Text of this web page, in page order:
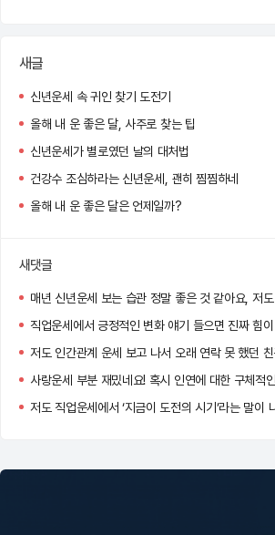
새글
신년운세 속 귀인 찾기 도전기
올해 내 운 좋은 달, 사주로 찾는 팁
신년운세가 별로였던 날의 대처법
건강수 조심하라는 신년운세, 괜히 찜찜하네
올해 내 운 좋은 달은 언제일까?
새댓글
직업운세에서 긍정적인 변화 얘기 들으면 진짜 힘